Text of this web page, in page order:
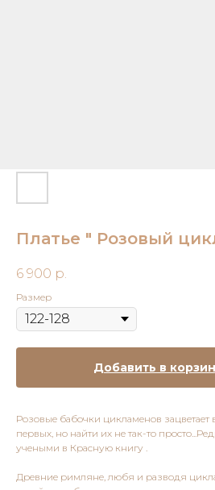
Платье " Розовый
6 900 р.
Размер
Добавить в
Розовые бабочки цикламенов
первых, но найти их не так-то
учеными в Красную книгу .
Древние римляне, любя и разводя